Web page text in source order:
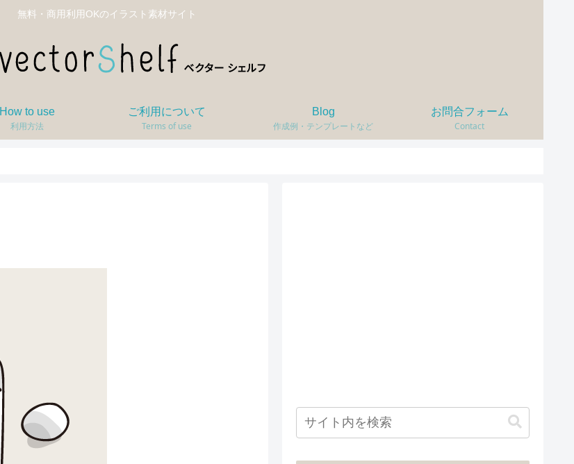
無料・商用利用OKのイラスト素材サイト
How to use
利用方法
ご利用について
Terms of use
Blog
作成例・テンプレートなど
お問合フォーム
Contact